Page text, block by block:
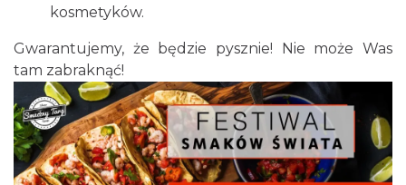
2026-08-30
0.05 km
kosmetyków.
Gwarantujemy, że będzie pysznie! Nie może Was
tam zabraknąć!